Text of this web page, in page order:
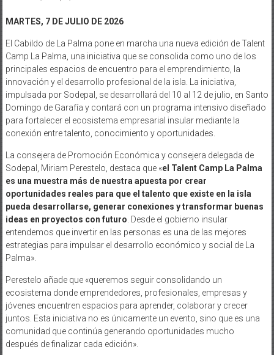
MARTES, 7 DE JULIO DE 2026
El Cabildo de La Palma pone en marcha una nueva edición de Talent
Camp La Palma, una iniciativa que se consolida como uno de los
principales espacios de encuentro para el emprendimiento, la
innovación y el desarrollo profesional de la isla. La iniciativa,
impulsada por Sodepal, se desarrollará del 10 al 12 de julio, en Santo
Domingo de Garafía y contará con un programa intensivo diseñado
para fortalecer el ecosistema empresarial insular mediante la
conexión entre talento, conocimiento y oportunidades.
La consejera de Promoción Económica y consejera delegada de
Sodepal, Miriam Perestelo, destaca que «el Talent Camp La Palma
es una muestra más de nuestra apuesta por crear
oportunidades reales para que el talento que existe en la isla
pueda desarrollarse, generar conexiones y transformar buenas
ideas en proyectos con futuro . Desde el gobierno insular
entendemos que invertir en las personas es una de las mejores
estrategias para impulsar el desarrollo económico y social de La
Palma».
Perestelo añade que «queremos seguir consolidando un
ecosistema donde emprendedores, profesionales, empresas y
jóvenes encuentren espacios para aprender, colaborar y crecer
juntos. Esta iniciativa no es únicamente un evento, sino que es una
comunidad que continúa generando oportunidades mucho
después de finalizar cada edición».